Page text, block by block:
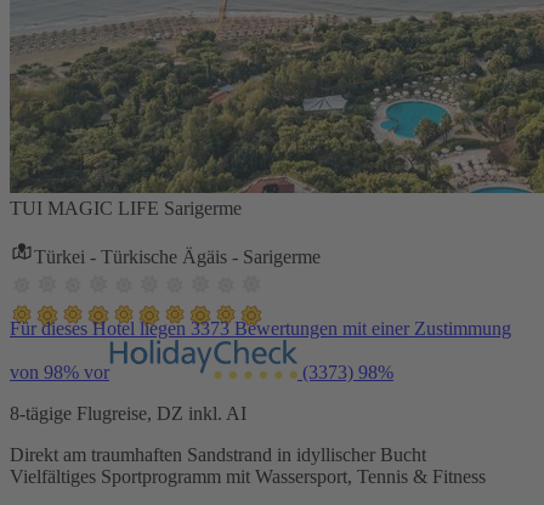
TUI MAGIC LIFE Sarigerme
Türkei - Türkische Ägäis - Sarigerme
Für dieses Hotel liegen 3373 Bewertungen mit einer Zustimmung
von 98% vor (3373) 98%
8-tägige Flugreise, DZ inkl. AI
Direkt am traumhaften Sandstrand in idyllischer Bucht
Vielfältiges Sportprogramm mit Wassersport, Tennis & Fitness